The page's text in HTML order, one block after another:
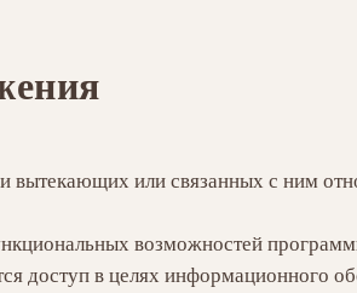
вытекающих или связанных с ним
возможностей
доступ в целях информационного